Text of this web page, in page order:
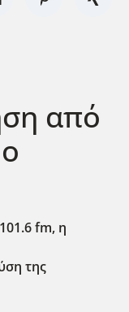
από
fm, η
της